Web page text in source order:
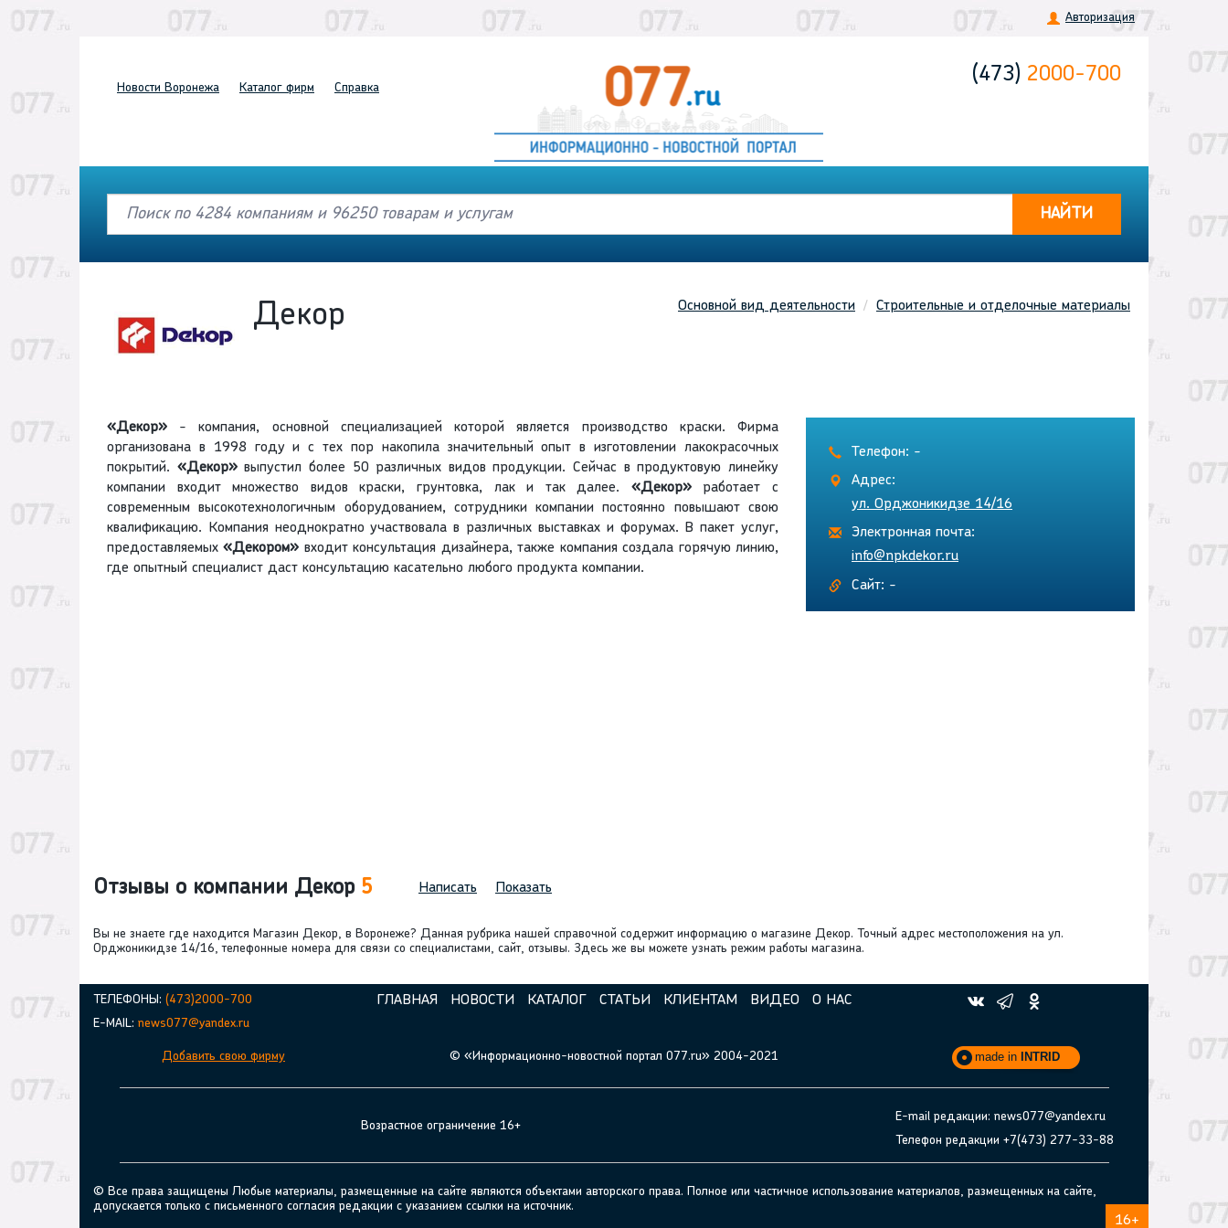
Авторизация
Новости Воронежа Каталог фирм Справка
(473) 2000-700
НАЙТИ
Основной вид деятельности Строительные и отделочные материалы
Декор
«Декор» - компания, основной специализацией которой является производство краски. Фирма
организована в 1998 году и с тех пор накопила значительный опыт в изготовлении лакокрасочных
покрытий. «Декор»выпустил более 50 различных видов продукции. Сейчас в продуктовую линейку
компании входит множество видов краски, грунтовка, лак и так далее. «Декор»работает с
современным высокотехнологичным оборудованием, сотрудники компании постоянно повышают свою
квалификацию. Компания неоднократно участвовала в различных выставках и форумах. В пакет услуг,
предоставляемых«Декором» входит консультация дизайнера, также компания создала горячую линию,
где опытный специалист даст консультацию касательно любого продукта компании.
Телефон: -
Адрес:
ул. Орджоникидзе 14/16
Электронная почта:
info@npkdekor.ru
Сайт: -
Отзывы о компании Декор 5 Написать Показать
Вы не знаете где находится Магазин Декор, в Воронеже? Данная рубрика нашей справочной содержит информацию о магазине Декор. Точный адрес местоположения на ул.
Орджоникидзе 14/16, телефонные номера для связи со специалистами, сайт, отзывы. Здесь же вы можете узнать режим работы магазина.
ТЕЛЕФОНЫ: (473)2000-700
E-MAIL: news077@yandex.ru
Добавить свою фирму
ГЛАВНАЯ НОВОСТИ КАТАЛОГ СТАТЬИ КЛИЕНТАМ ВИДЕО О НАС
© «Информационно-новостной портал 077.ru» 2004-2021 made in INTRID
Возрастное ограничение 16+
E-mail редакции: news077@yandex.ru
Телефон редакции +7(473) 277-33-88
© Все права защищены Любые материалы, размещенные на сайте являются объектами авторского права. Полное или частичное использование материалов, размещенных на сайте,
допускается только с письменного согласия редакции с указанием ссылки на источник.
16+